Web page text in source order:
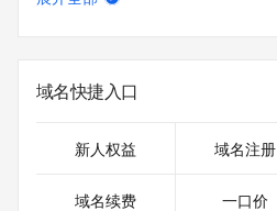
域名快捷入口
新人权益 域名注册
域名续费 一口价